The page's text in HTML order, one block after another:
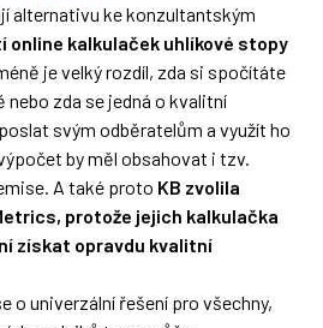
alternativu ke konzultantským
online kalkulaček uhlíkové stopy
je velký rozdíl, zda si spočítáte
zda se jedná o kvalitní
svým odběratelům a využít ho
by měl obsahovat i tzv.
A také proto KB zvolila
protože jejich kalkulačka
získat opravdu kvalitní
o univerzální řešení pro všechny,